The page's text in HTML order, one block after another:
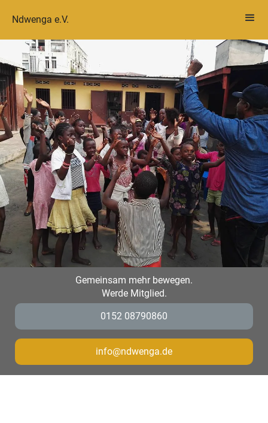
Ndwenga e.V.
Gemeinsam mehr bewegen.
Werde Mitglied.
0152 08790860
info@ndwenga.de